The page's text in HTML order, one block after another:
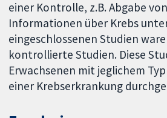
einer Kontrolle, z.B. Abgabe
Informationen über Krebs
eingeschlossenen Studien
kontrollierte Studien. Diese
Erwachsenen mit jeglichem
einer Krebserkrankung